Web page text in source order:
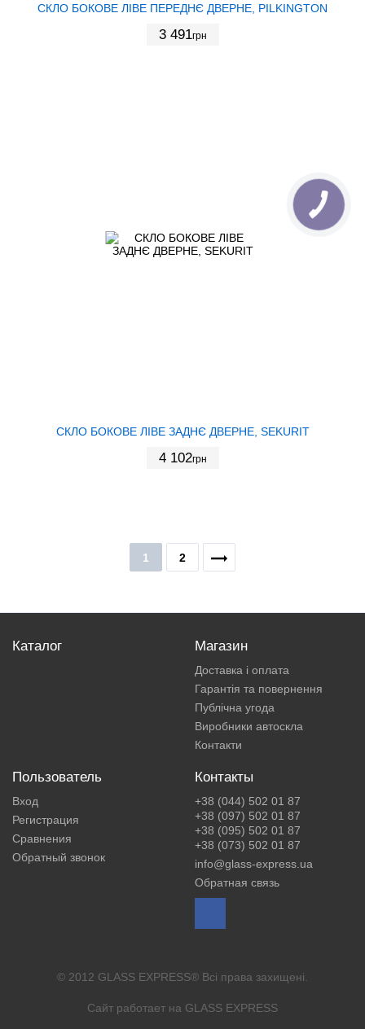
СКЛО БОКОВЕ ЛІВЕ ПЕРЕДНЄ ДВЕРНЕ, PILKINGTON
3 491грн
СКЛО БОКОВЕ ЛІВЕ ЗАДНЄ ДВЕРНЕ, SEKURIT
4 102грн
1 2
Каталог Магазин
Доставка і оплата
Гарантія та повернення
Публічна угода
Виробники автоскла
Контакти
Пользователь
Вход
Регистрация
Сравнения
Обратный звонок
Контакты
+38 (044) 502 01 87
+38 (097) 502 01 87
+38 (095) 502 01 87
+38 (073) 502 01 87
info@glass-express.ua
Обратная связь
© 2012 GLASS EXPRESS® Всі права захищені.
Сайт работает на GLASS EXPRESS